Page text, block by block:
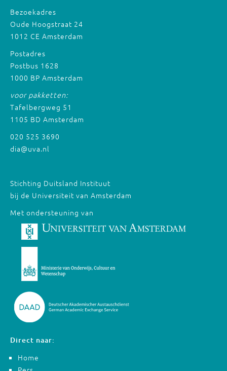
Bezoekadres
Oude Hoogstraat 24
1012 CE Amsterdam
Postadres
Postbus 1628
1000 BP Amsterdam
voor pakketten:
Tafelbergweg 51
1105 BD Amsterdam
020 525 3690
dia@uva.nl
Stichting Duitsland Instituut
bij de Universiteit van Amsterdam
Met ondersteuning van
Direct naar:
Home